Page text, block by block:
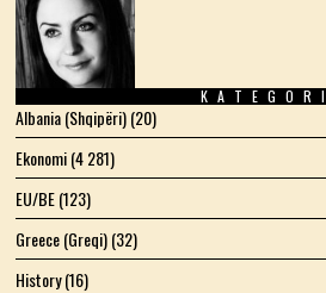
KATEGORI
Albania (Shqipëri)(20)
Ekonomi(4 281)
EU/BE(123)
Greece (Greqi)(32)
History(16)